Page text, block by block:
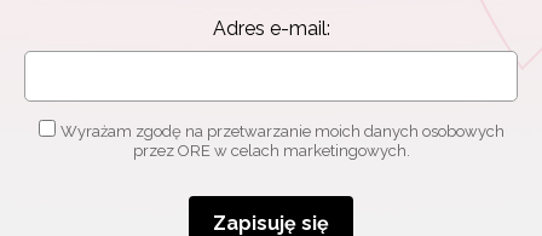
Adres e-mail:
Wyrażam zgodę na przetwarzanie moich danych osobowych
przez ORE w celach marketingowych.
Zapisuję się
Zapisz się i bądź na bieżąco z najnowszymi
informacjami
Adres e-mail:
osobowych przez ORE w celach marketingowych.